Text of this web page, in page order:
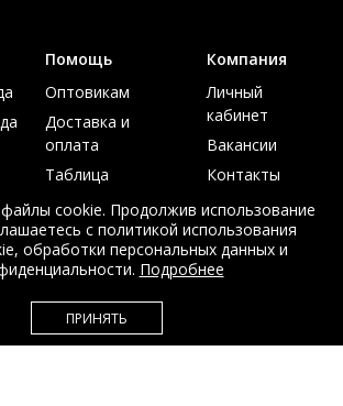
магазин верхней одежды из меха и кожи
EDEM-ROOM 2011-2026
Помощь
Оптовикам
Доставка и
оплата
Таблица
Компания
Личный
кабинет
Вакансии
Контакты
cookie. Продолжив использование
с политикой использования
обработки персональных данных и
Подробнее
ПРИНЯТЬ